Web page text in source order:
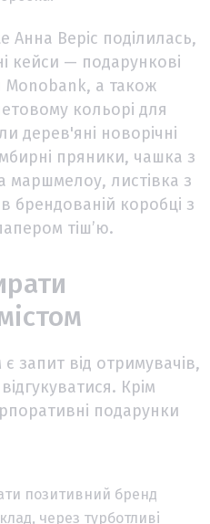
Анна Веріс поділилась,
кейси — подарункові
Monobank, а також
кольорі для
дерев'яні новорічні
пряники, чашка з
маршмелоу, листівка з
брендованій коробці з
тіш’ю.
запит від отримувачів,
Крім
подарунки
позитивний бренд
через турботливі